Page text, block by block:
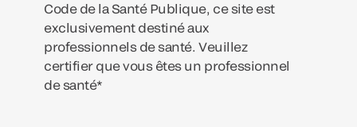
Code de la Santé Publique, ce site est
exclusivement destiné aux
professionnels de santé. Veuillez
certifier que vous êtes un professionnel
de santé*